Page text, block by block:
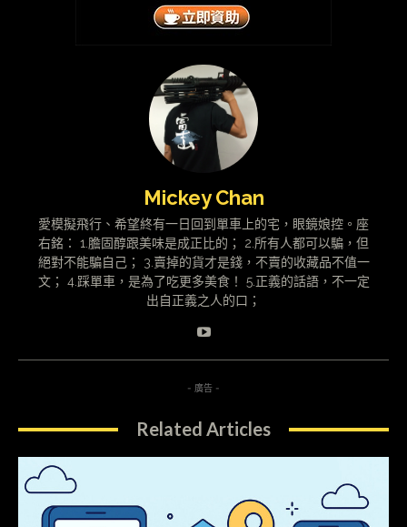
Mickey Chan
愛模擬飛行、希望終有一日回到單車上的宅，眼鏡娘控。座
右銘： 1.膽固醇跟美味是成正比的； 2.所有人都可以騙，但
絕對不能騙自己； 3.賣掉的貨才是錢，不賣的收藏品不值一
文； 4.踩單車，是為了吃更多美食！ 5.正義的話語，不一定
出自正義之人的口；
- 廣告 -
Related Articles